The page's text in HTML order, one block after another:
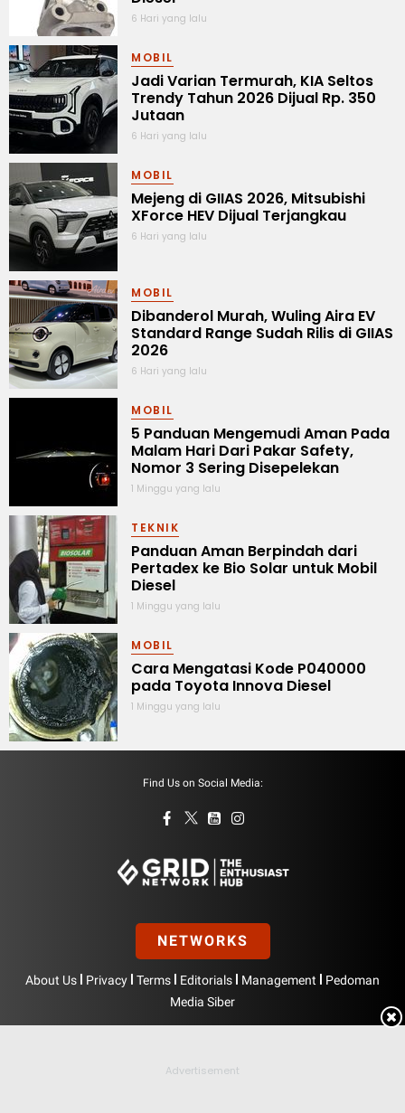
6 Hari yang lalu
MOBIL
Jadi Varian Termurah, KIA Seltos
Trendy Tahun 2026 Dijual Rp. 350
Jutaan
6 Hari yang lalu
MOBIL
Mejeng di GIIAS 2026, Mitsubishi
XForce HEV Dijual Terjangkau
6 Hari yang lalu
MOBIL
Dibanderol Murah, Wuling Aira EV
Standard Range Sudah Rilis di GIIAS
2026
6 Hari yang lalu
MOBIL
5 Panduan Mengemudi Aman Pada
Malam Hari Dari Pakar Safety,
Nomor 3 Sering Disepelekan
1 Minggu yang lalu
TEKNIK
Panduan Aman Berpindah dari
Pertadex ke Bio Solar untuk Mobil
Diesel
1 Minggu yang lalu
MOBIL
Cara Mengatasi Kode P040000
pada Toyota Innova Diesel
1 Minggu yang lalu
Find Us on Social Media:
NETWORKS
About Us Privacy Terms Editorials Management
Pedoman
Media Siber